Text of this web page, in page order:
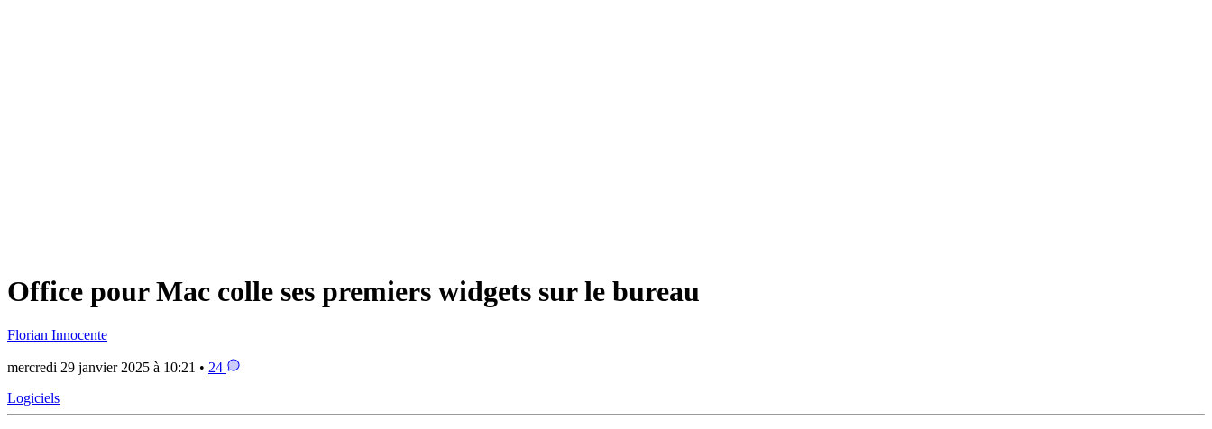
Office pour Mac colle ses premiers widgets sur le bureau
Florian Innocente
mercredi 29 janvier 2025 à 10:21 • 24
Logiciels